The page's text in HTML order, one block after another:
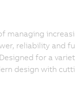
managing
reliability and
for a
design with